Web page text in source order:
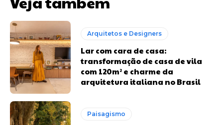
Arquitetos e Designers
Lar com cara de casa:
transformação de casa de vila
com 120m² e charme da
arquitetura italiana no Brasil
Paisagismo